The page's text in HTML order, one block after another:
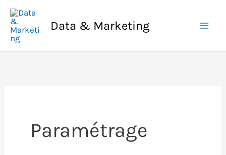
Aller
contenu
Data & Marketing
Paramétrage